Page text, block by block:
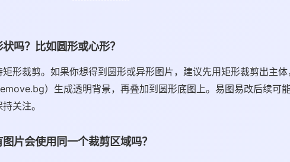
吗？比如圆形或心形？
矩形裁剪。如果你想得到圆形或异形图片，建议先用矩形裁剪出主
）生成透明背景，再叠加到圆形底图上。易图易改后续可
关注。
片会使用同一个裁剪区域吗？